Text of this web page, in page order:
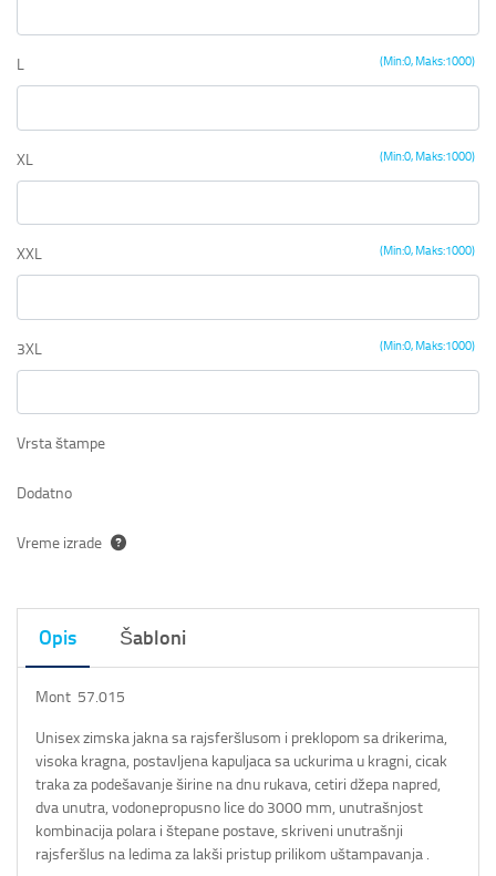
(Min:0, Maks:1000)
L
(Min:0, Maks:1000)
XL
(Min:0, Maks:1000)
XXL
(Min:0, Maks:1000)
3XL
Vrsta štampe
Dodatno
Vreme izrade
Opis Šabloni
Mont 57.015
Unisex zimska jakna sa rajsferšlusom i preklopom sa drikerima,
visoka kragna, postavljena kapuljaca sa uckurima u kragni, cicak
traka za podešavanje širine na dnu rukava, cetiri džepa napred,
dva unutra, vodonepropusno lice do 3000 mm, unutrašnjost
kombinacija polara i štepane postave, skriveni unutrašnji
rajsferšlus na ledima za lakši pristup prilikom uštampavanja .